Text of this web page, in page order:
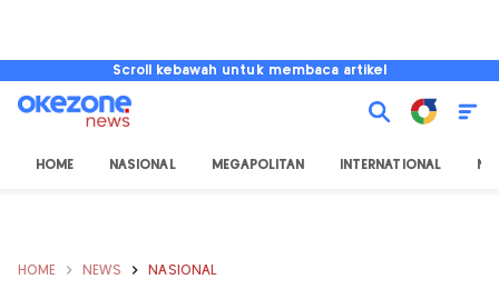
Scroll kebawah untuk membaca artikel
HOME NASIONAL MEGAPOLITAN INTERNATIONAL
HOME NEWS NASIONAL